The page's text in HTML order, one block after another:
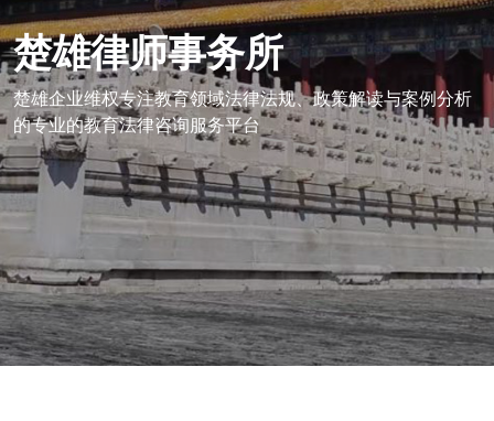
,楚雄法律
权
楚雄律师事务所
楚雄企业维权专注教育领域法律法规、政策解读与案例分析
的专业的教育法律咨询服务平台
楚雄律师事
咨询,楚雄企